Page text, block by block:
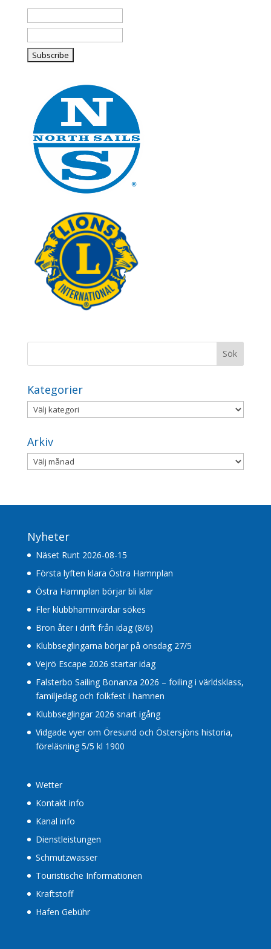
Kategorier
Kategorier
Arkiv
Arkiv
Nyheter
Näset Runt 2026-08-15
Första lyften klara Östra Hamnplan
Östra Hamnplan börjar bli klar
Fler klubbhamnvärdar sökes
Bron åter i drift från idag (8/6)
Klubbseglingarna börjar på onsdag 27/5
Vejrö Escape 2026 startar idag
Falsterbo Sailing Bonanza 2026 – foiling i världsklass,
familjedag och folkfest i hamnen
Klubbseglingar 2026 snart igång
Vidgade vyer om Öresund och Östersjöns historia,
föreläsning 5/5 kl 1900
Wetter
Kontakt info
Kanal info
Dienstleistungen
Schmutzwasser
Touristische Informationen
Kraftstoff
Hafen Gebühr